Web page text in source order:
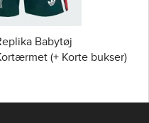
Babytøj
(+ Korte bukser)